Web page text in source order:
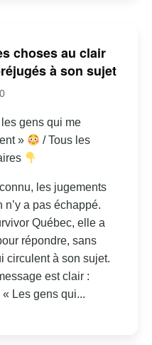
choses au clair
à son sujet
gens qui me
»
/ Tous les
les jugements
a pas échappé.
Québec, elle a
répondre, sans
circulent à son sujet.
est clair :
Les gens qui...